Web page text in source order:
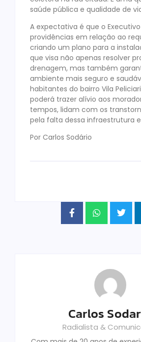
saúde pública e qualidade de
A expectativa é que o
providências em relação ao
criando um plano para a
que visa não apenas resolver
drenagem, mas também
ambiente mais seguro e
habitantes do bairro Vila
poderá trazer alívio aos
tempos, lidam com os
pela falta dessa infraestrutura
Por Carlos Sodário
Carlos
Radialista &